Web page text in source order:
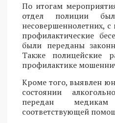
По итогам
отдел полиции
несовершеннолетних,
профилактические
были переданы
Также полицейские
профилактике
Кроме того, выявлен
состоянии
передан
соответствующей